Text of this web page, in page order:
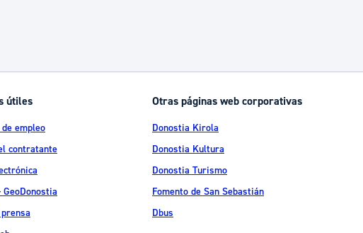
útiles
empleo
contratante
GeoDonostia
Otras páginas web corporativas
Donostia Kirola
Donostia Kultura
Donostia Turismo
Fomento de San Sebastián
Dbus